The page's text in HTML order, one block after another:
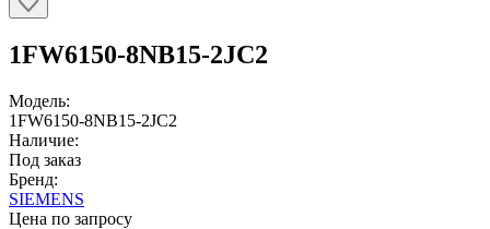
1FW6150-8NB15-2JC2
Модель:
1FW6150-8NB15-2JC2
Наличие:
Под заказ
Бренд:
SIEMENS
Цена по запросу